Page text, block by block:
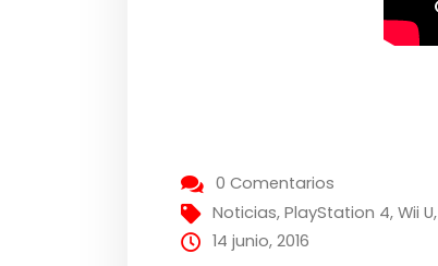
0 Comentarios
Noticias,PlayStation 4,Wii U,
14 junio, 2016